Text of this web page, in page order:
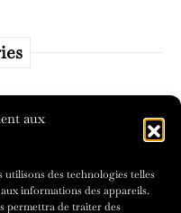
aux
des technologies telles
informations des appareils.
permettra de traiter des